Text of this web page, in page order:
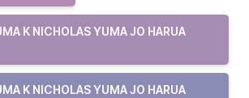
K NICHOLAS YUMA JO HARUA
K NICHOLAS YUMA JO HARUA